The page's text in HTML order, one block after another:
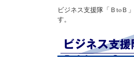
ビジネス支援隊「ＢtoＢ
す。